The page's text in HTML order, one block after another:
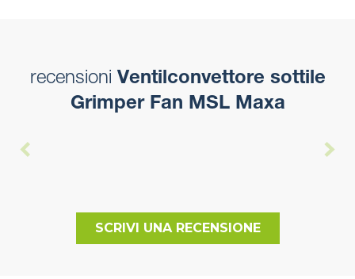
recensioni Ventilconvettore sottile
Grimper Fan MSL Maxa
SCRIVI UNA RECENSIONE